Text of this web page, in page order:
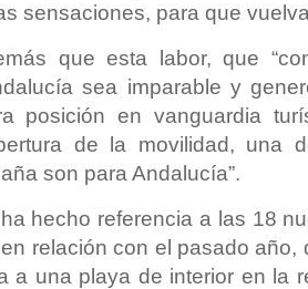
sensaciones, para que
que esta labor, que
sea imparable y
posición en vanguardia
de la movilidad, una
son para Andalucía”.
hecho referencia a las 18
relación con el pasado año,
a una playa de interior en la